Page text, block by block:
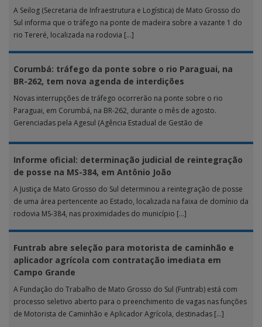
A Seilog (Secretaria de Infraestrutura e Logística) de Mato Grosso do
Sul informa que o tráfego na ponte de madeira sobre a vazante 1 do
rio Tereré, localizada na rodovia […]
Corumbá: tráfego da ponte sobre o rio Paraguai, na
BR-262, tem nova agenda de interdições
Novas interrupções de tráfego ocorrerão na ponte sobre o rio
Paraguai, em Corumbá, na BR-262, durante o mês de agosto.
Gerenciadas pela Agesul (Agência Estadual de Gestão de
Informe oficial: determinação judicial de reintegração
de posse na MS-384, em Antônio João
A Justiça de Mato Grosso do Sul determinou a reintegração de posse
de uma área pertencente ao Estado, localizada na faixa de domínio da
rodovia MS-384, nas proximidades do município […]
Funtrab abre seleção para motorista de caminhão e
aplicador agrícola com contratação imediata em
Campo Grande
A Fundação do Trabalho de Mato Grosso do Sul (Funtrab) está com
processo seletivo aberto para o preenchimento de vagas nas funções
de Motorista de Caminhão e Aplicador Agrícola, destinadas […]